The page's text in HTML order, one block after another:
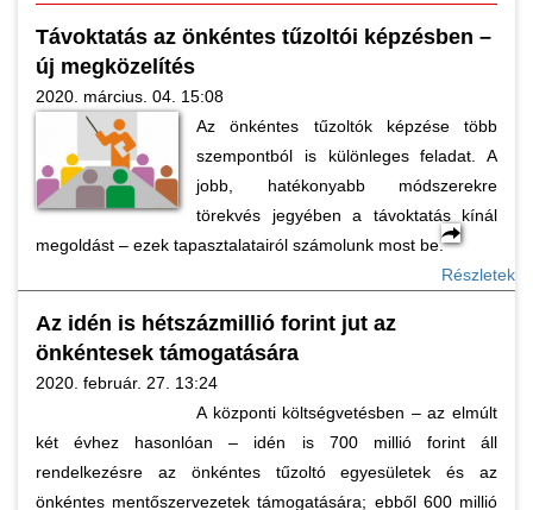
Távoktatás az önkéntes tűzoltói képzésben –
új megközelítés
2020. március. 04. 15:08
Az önkéntes tűzoltók képzése több
szempontból is különleges feladat. A
jobb, hatékonyabb módszerekre
törekvés jegyében a távoktatás kínál
megoldást – ezek tapasztalatairól számolunk most be.
Részletek
Az idén is hétszázmillió forint jut az
önkéntesek támogatására
2020. február. 27. 13:24
A központi költségvetésben – az elmúlt
két évhez hasonlóan – idén is 700 millió forint áll
rendelkezésre az önkéntes tűzoltó egyesületek és az
önkéntes mentőszervezetek támogatására; ebből 600 millió